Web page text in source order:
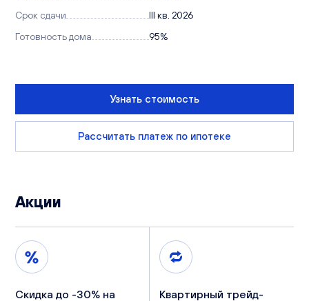
Срок сдачи
III кв. 2026
Готовность дома
95%
Узнать стоимость
Рассчитать платеж по ипотеке
Акции
Скидка до -30% на
Квартирный трейд-